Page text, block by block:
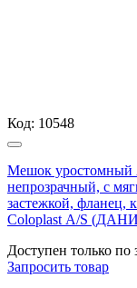
Код: 10548
Мешок уростомный
непрозрачный, с
застежкой, фланец,
Coloplast А/S
Доступен только по
Запросить товар